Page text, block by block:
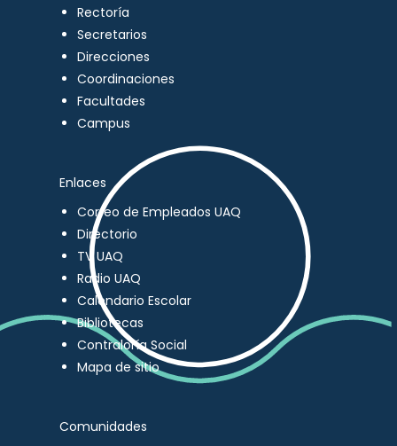
Rectoría
Secretarios
Direcciones
Coordinaciones
Facultades
Campus
Enlaces
Correo de Empleados UAQ
Directorio
TV UAQ
Radio UAQ
Calendario Escolar
Bibliotecas
Contraloría Social
Mapa de sitio
Comunidades